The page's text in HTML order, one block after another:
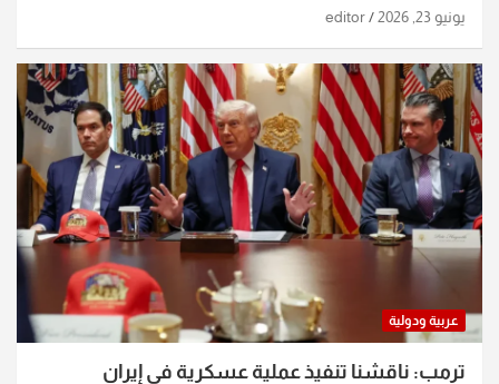
يونيو 23, 2026 editor
عربية ودولية
ترمب: ناقشنا تنفيذ عملية عسكرية في إيران